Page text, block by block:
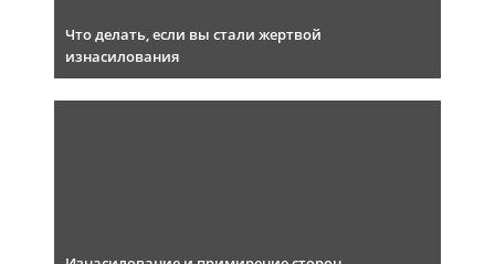
Что делать, если вы стали жертвой
изнасилования